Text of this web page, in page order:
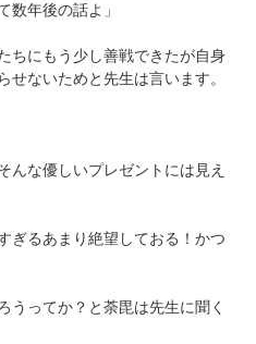
年後の話よ」
ちにもう少し善戦できたが自身
せないためと先生は言います。
んな優しいプレゼントには見え
ぎるあまり絶望しておる！かつ
うってか？と荼毘は先生に聞く